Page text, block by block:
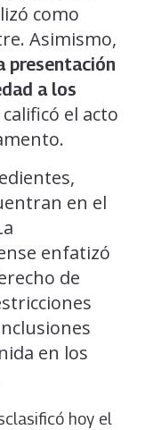
como
Asimismo,
presentación
a los
el acto
en el
enfatizó
de
en los
hoy el